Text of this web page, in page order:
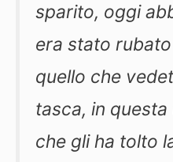
sparito, oggi
era stato
quello che
tasca, in
che gli ha tolto